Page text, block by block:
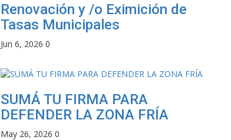
Renovación y /o Eximición de
Tasas Municipales
Jun 6, 2026 0
SUMÁ TU FIRMA PARA
DEFENDER LA ZONA FRÍA
May 26, 2026 0